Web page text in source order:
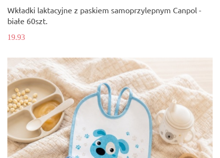
Wkładki laktacyjne z paskiem samoprzylepnym Canpol -
białe 60szt.
19.93